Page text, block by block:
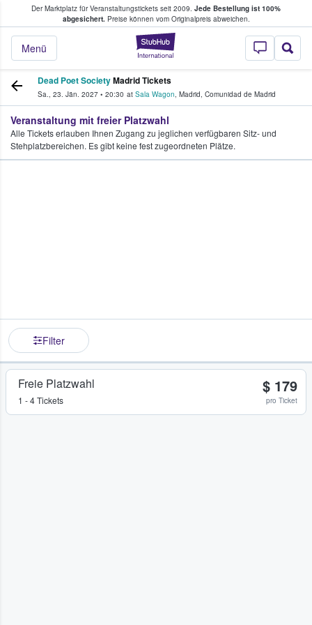
Der Marktplatz für Veranstaltungstickets seit 2009. Jede Bestellung ist 100%
abgesichert.Preise können vom Originalpreis abweichen.
StubHub - Wo
Menü
Tickets kaufen & verkaufen
Dead Poet SocietyMadrid Tickets
Sa., 23. Jän. 2027 • 20:30 at Sala Wagon, Madrid, Comunidad de Madrid
Veranstaltung mit freier Platzwahl
Alle Tickets erlauben Ihnen Zugang zu jeglichen verfügbaren Sitz- und
Stehplatzbereichen. Es gibt keine fest zugeordneten Plätze.
Filter
Freie Platzwahl
1 - 4 Tickets
$ 179
pro Ticket